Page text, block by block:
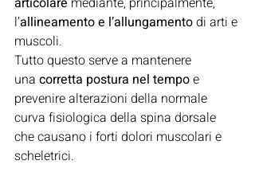
l’allineamento e l’allungamento di arti e
muscoli.
Tutto questo serve a mantenere
una corretta postura nel tempo e
prevenire alterazioni della normale
curva fisiologica della spina dorsale
che causano i forti dolori muscolari e
scheletrici.